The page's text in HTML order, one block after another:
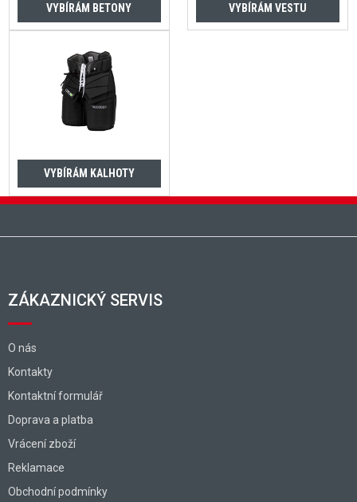
VYBÍRÁM BETONY VYBÍRÁM VESTU
VYBÍRÁM KALHOTY
ZÁKAZNICKÝ SERVIS
O nás
Kontakty
Kontaktní formulář
Doprava a platba
Vrácení zboží
Reklamace
Obchodní podmínky